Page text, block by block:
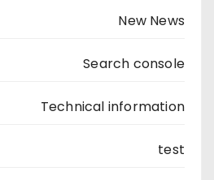
New News
Search console
Technical information
test